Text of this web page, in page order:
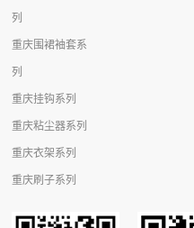
列
重庆围裙袖套系
列
重庆挂钩系列
重庆粘尘器系列
重庆衣架系列
重庆刷子系列